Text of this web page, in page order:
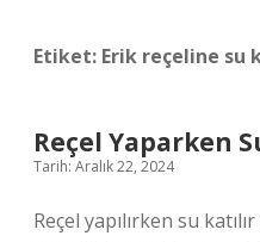
Etiket: Erik reçeline su
Reçel Yaparken
Tarih: Aralık 22, 2024
Reçel yapılırken su